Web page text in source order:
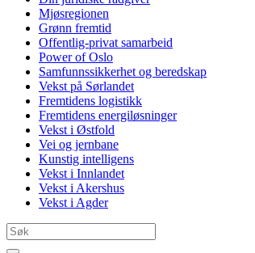
Mjøsregionen
Grønn fremtid
Offentlig-privat samarbeid
Power of Oslo
Samfunnssikkerhet og beredskap
Vekst på Sørlandet
Fremtidens logistikk
Fremtidens energiløsninger
Vekst i Østfold
Vei og jernbane
Kunstig intelligens
Vekst i Innlandet
Vekst i Akershus
Vekst i Agder